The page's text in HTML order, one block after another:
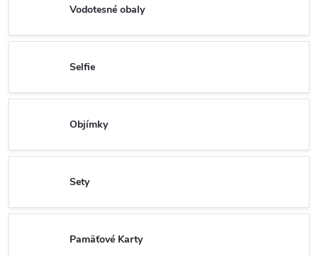
Vodotesné obaly
Selfie
Objímky
Sety
Pamäťové Karty